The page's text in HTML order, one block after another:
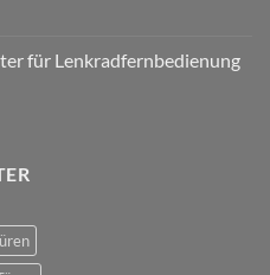
für Lenkradfernbedienung